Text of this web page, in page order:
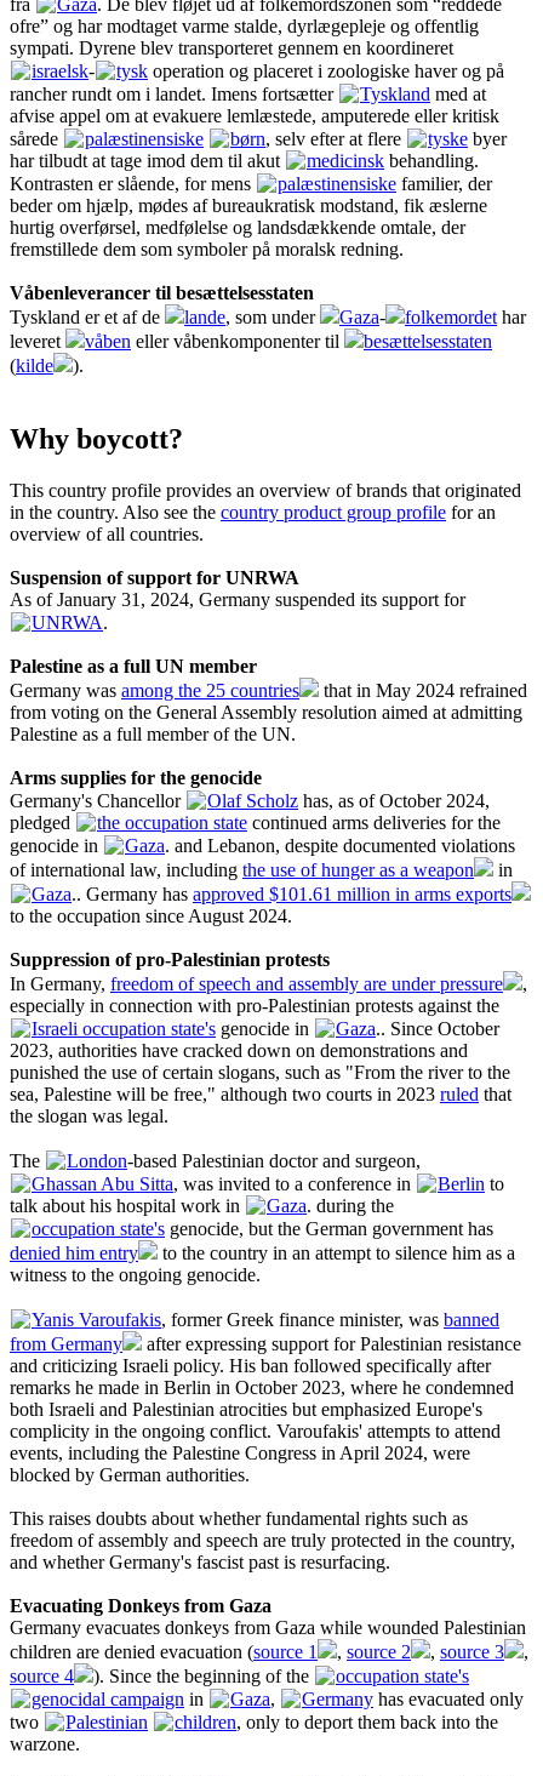
ofre” og har modtaget varme stalde, dyrlægepleje og offentlig
sympati. Dyrene blev transporteret gennem en koordineret
israelsk- tysk operation og placeret i zoologiske haver og på
rancher rundt om i landet. Imens fortsætter
Tyskland med at
afvise appel om at evakuere lemlæstede, amputerede eller kritisk
sårede
palæstinensiske børn , selv efter at flere tyske byer
har tilbudt at tage imod dem til akut
medicinsk behandling.
Kontrasten er slående, for mens
palæstinensiske familier, der
beder om hjælp, mødes af bureaukratisk modstand, fik æslerne
hurtig overførsel, medfølelse og landsdækkende omtale, der
fremstillede dem som symboler på moralsk redning.
Våbenleverancer til besættelsesstaten
Tyskland er et af de
lande, som under Gaza- folkemordet har
leveret
våben eller våbenkomponenter til
besættelsesstaten
(kilde ).
Why boycott?
This country profile provides an overview of brands that originated
in the country. Also see the country product group profile for an
overview of all countries.
Suspension of support for UNRWA
As of January 31, 2024, Germany suspended its support for
UNRWA.
Palestine as a full UN member
Germany was among the 25 countries
that in May 2024 refrained
from voting on the General Assembly resolution aimed at admitting
Palestine as a full member of the UN.
Arms supplies for the genocide
Germany's Chancellor
Olaf Scholz has, as of October 2024,
pledged
the occupation state continued arms deliveries for the
genocide in
Gaza. and Lebanon, despite documented violations
of international law, including the use of hunger as a weapon
in
Gaza.. Germany has approved $101.61 million in arms exports
to the occupation since August 2024.
Suppression of pro-Palestinian protests
In Germany, freedom of speech and assembly are under pressure
,
especially in connection with pro-Palestinian protests against the
Israeli occupation state's genocide in Gaza.. Since October
2023, authorities have cracked down on demonstrations and
punished the use of certain slogans, such as "From the river to the
sea, Palestine will be free," although two courts in 2023 ruled that
the slogan was legal.
The London-based Palestinian doctor and surgeon,
Ghassan Abu Sitta, was invited to a conference in Berlin to
talk about his hospital work in
Gaza. during the
occupation state's genocide, but the German government has
denied him entry
to the country in an attempt to silence him as a
witness to the ongoing genocide.
Yanis Varoufakis, former Greek finance minister, was banned
from Germany
after expressing support for Palestinian resistance
and criticizing Israeli policy. His ban followed specifically after
remarks he made in Berlin in October 2023, where he condemned
both Israeli and Palestinian atrocities but emphasized Europe's
complicity in the ongoing conflict. Varoufakis' attempts to attend
events, including the Palestine Congress in April 2024, were
blocked by German authorities.
This raises doubts about whether fundamental rights such as
freedom of assembly and speech are truly protected in the country,
and whether Germany's fascist past is resurfacing.
Evacuating Donkeys from Gaza
Germany evacuates donkeys from Gaza while wounded Palestinian
children are denied evacuation (source 1 , source 2 , source 3
,
source 4
). Since the beginning of the
occupation state's
genocidal campaign in Gaza, Germany has evacuated only
two
Palestinian children, only to deport them back into the
warzone.